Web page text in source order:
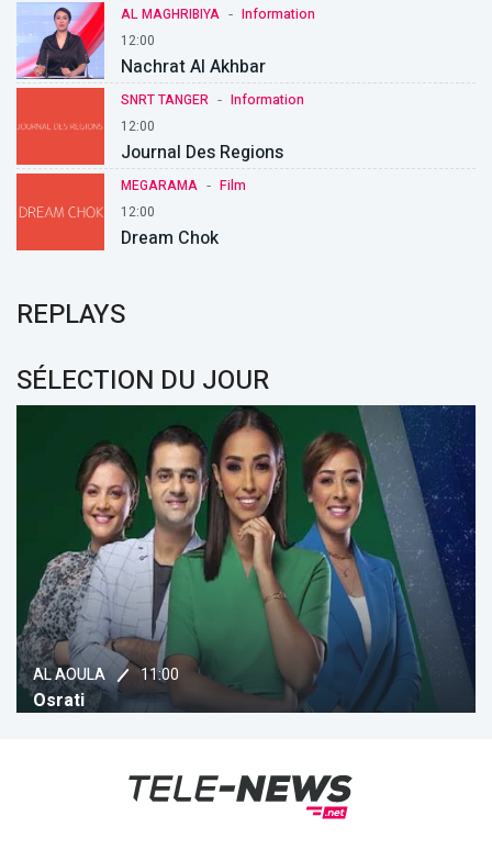
AL MAGHRIBIYA - Information
12:00
Nachrat Al Akhbar
SNRT TANGER - Information
12:00
Journal Des Regions
MEGARAMA - Film
12:00
Dream Chok
REPLAYS
SÉLECTION DU JOUR
11:00 Chada